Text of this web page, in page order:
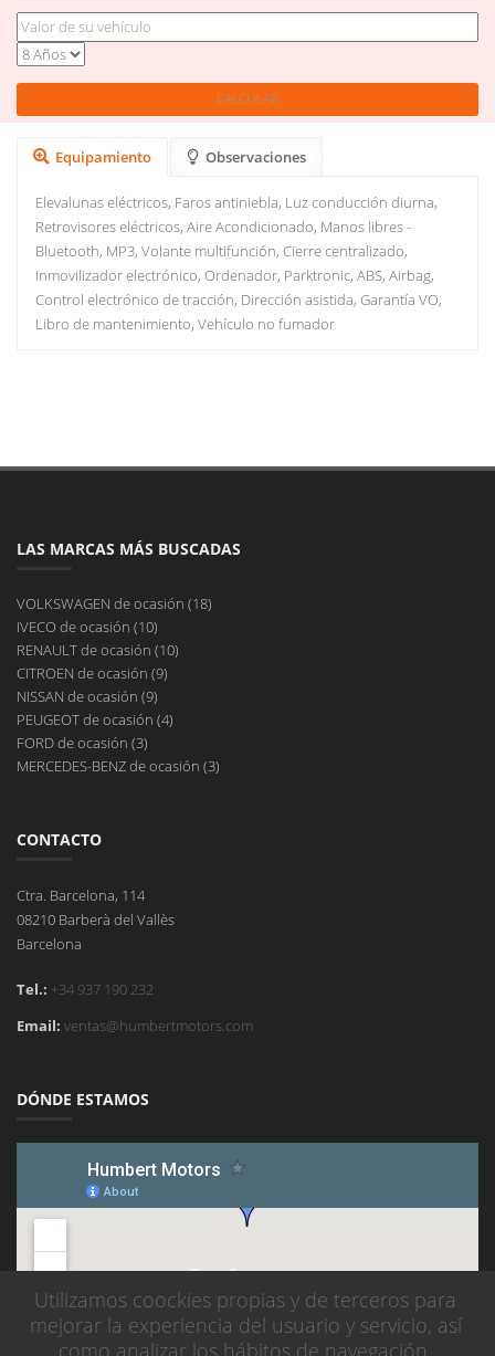
Equipamiento Observaciones
Elevalunas eléctricos, Faros antiniebla, Luz conducción diurna,
Retrovisores eléctricos, Aire Acondicionado, Manos libres -
Bluetooth, MP3, Volante multifunción, Cierre centralizado,
Inmovilizador electrónico, Ordenador, Parktronic, ABS, Airbag,
Control electrónico de tracción, Dirección asistida, Garantía VO,
Libro de mantenimiento, Vehículo no fumador
LAS MARCAS MÁS BUSCADAS
VOLKSWAGEN de ocasión (18)
IVECO de ocasión (10)
RENAULT de ocasión (10)
CITROEN de ocasión (9)
NISSAN de ocasión (9)
PEUGEOT de ocasión (4)
FORD de ocasión (3)
MERCEDES-BENZ de ocasión (3)
CONTACTO
Ctra. Barcelona, 114
08210 Barberà del Vallès
Barcelona
Tel.: +34 937 190 232
Email: ventas@humbertmotors.com
DÓNDE ESTAMOS
Utilizamos coockies propias y de terceros para
mejorar la experiencia del usuario y servicio, así
como analizar los hábitos de navegación.